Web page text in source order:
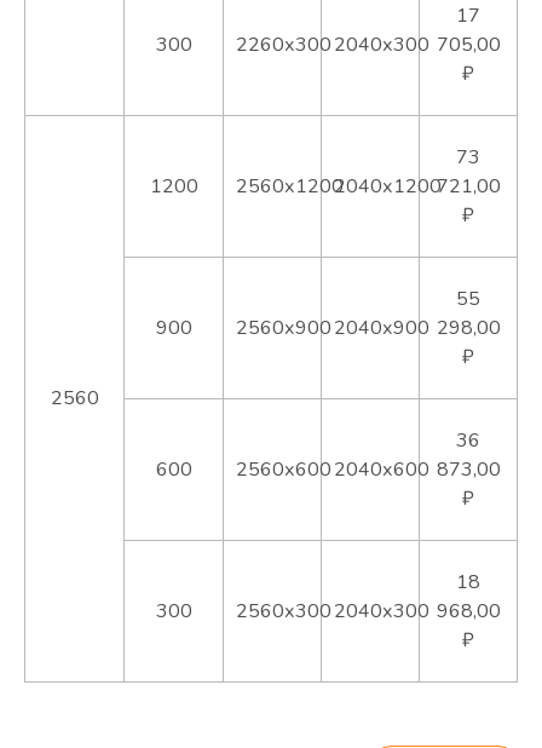
300 2260х3002040х300
17
705,00
₽
2560
1200 2560х12002040х1200
73
721,00
₽
900 2560х9002040х900
55
298,00
₽
600 2560х6002040х600
36
873,00
₽
300 2560х3002040х300
18
968,00
₽